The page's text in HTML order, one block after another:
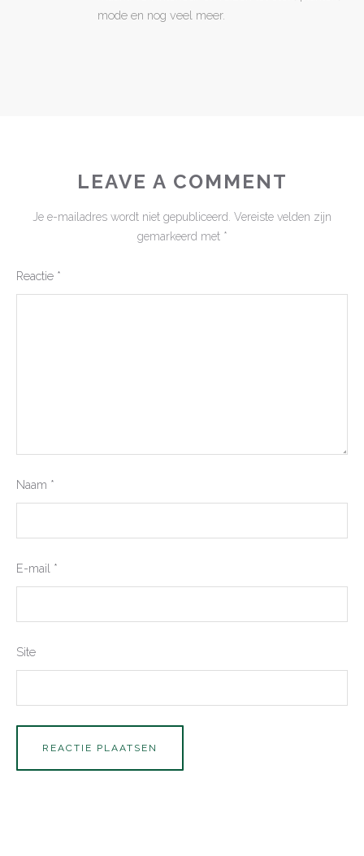
mode en nog veel meer.
LEAVE A COMMENT
Je e-mailadres wordt niet gepubliceerd. Vereiste velden zijn
gemarkeerd met *
Reactie *
Naam *
E-mail *
Site